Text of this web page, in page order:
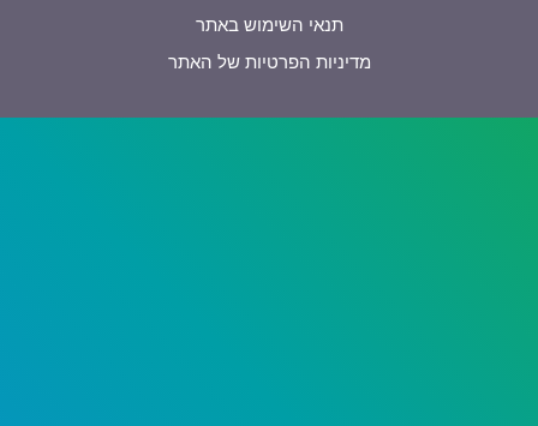
תנאי השימוש באתר
מדיניות הפרטיות של האתר